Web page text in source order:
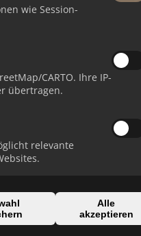
wie Session-
CARTO. Ihre IP-
übertragen.
relevante
Alle
akzeptieren